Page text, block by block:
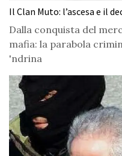
Il Clan Muto: l’ascesa e il
Dalla conquista del
mafia: la parabola
'ndrina